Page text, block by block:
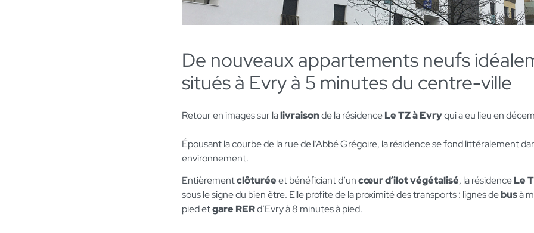
De nouveaux appartements neufs
situés à Evry à 5 minutes du centre-ville
Retour en images sur lalivraisonde la résidenceLe TZ à Evryqui a eu lieu en
Épousant la courbe de la rue de l’Abbé Grégoire, la résidence se fond littéralement
environnement.
Entièrementclôturéeet bénéficiant d’uncœur d’ilot végétalisé, la résidenceLe
sous le signe du bien être. Elle profite de la proximité des transports : lignes debusà
pied etgare RERd’Evry à 8 minutes à pied.